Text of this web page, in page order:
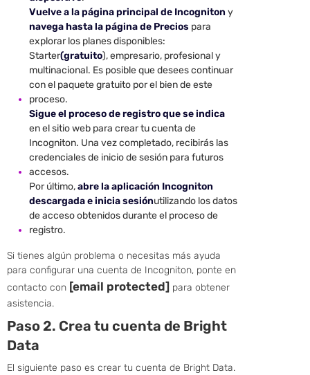
Vuelve a la página principal de Incogniton y
navega hasta la página de Precios para
explorar los planes disponibles:
Starter(gratuito), empresario, profesional y
multinacional. Es posible que desees continuar
con el paquete gratuito por el bien de este
proceso.
Sigue el proceso de registro que se indica
en el sitio web para crear tu cuenta de
Incogniton. Una vez completado, recibirás las
credenciales de inicio de sesión para futuros
accesos.
Por último,abre la aplicación Incogniton
descargada e inicia sesiónutilizando los datos
de acceso obtenidos durante el proceso de
registro.
Si tienes algún problema o necesitas más ayuda
para configurar una cuenta de Incogniton, ponte en
contacto con [email protected] para obtener
asistencia.
Paso 2. Crea tu cuenta de Bright
Data
El siguiente paso es crear tu cuenta de Bright Data.